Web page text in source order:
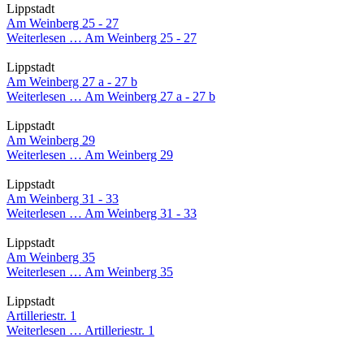
Lippstadt
Am Weinberg 25 - 27
Weiterlesen … Am Weinberg 25 - 27
Lippstadt
Am Weinberg 27 a - 27 b
Weiterlesen … Am Weinberg 27 a - 27 b
Lippstadt
Am Weinberg 29
Weiterlesen … Am Weinberg 29
Lippstadt
Am Weinberg 31 - 33
Weiterlesen … Am Weinberg 31 - 33
Lippstadt
Am Weinberg 35
Weiterlesen … Am Weinberg 35
Lippstadt
Artilleriestr. 1
Weiterlesen … Artilleriestr. 1